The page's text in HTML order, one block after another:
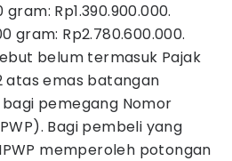
Rp1.390.900.000.
gram: Rp2.780.600.000.
belum termasuk Pajak
atas emas batangan
pemegang Nomor
Bagi pembeli yang
memperoleh potongan